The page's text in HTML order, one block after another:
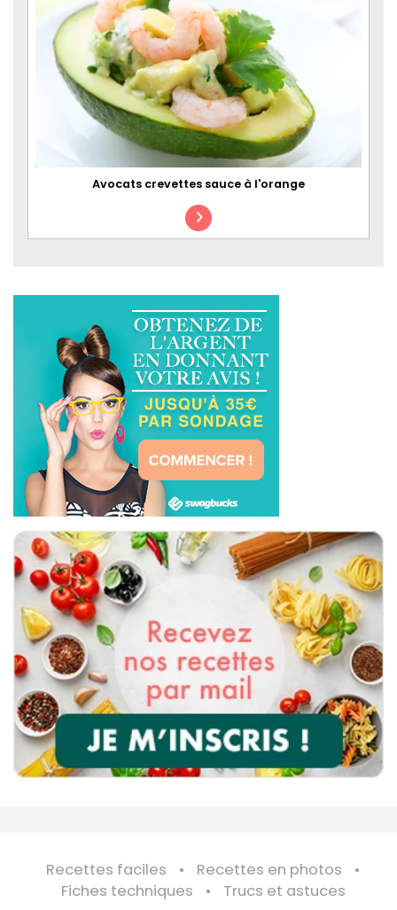
Avocats crevettes sauce à l'orange
Recettes faciles
Recettes en photos
Fiches techniques
Trucs et astuces